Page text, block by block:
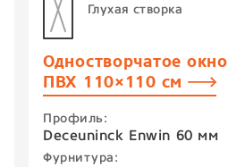
Глухая створка
Одностворчатое окно
ПВХ 110×110 см
Профиль:
Deceuninck Enwin 60 мм
Фурнитура: